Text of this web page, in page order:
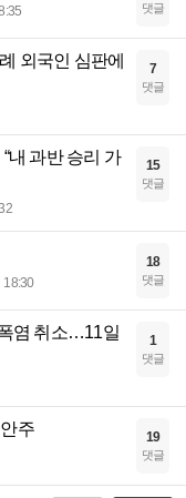
댓글
외국인 심판에
7
댓글
내 과반 승리 가
15
댓글
18:30
18
댓글
염 취소…11일
1
댓글
주 19
댓글